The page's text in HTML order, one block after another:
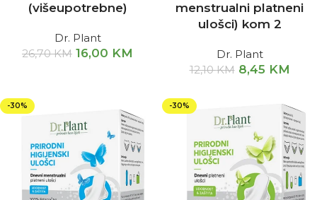
(višeupotrebne)
Dr. Plant
26,70KM 16,00 KM
menstrualni platneni
ulošci) kom 2
Dr. Plant
12,10KM 8,45 KM
-30% -30%